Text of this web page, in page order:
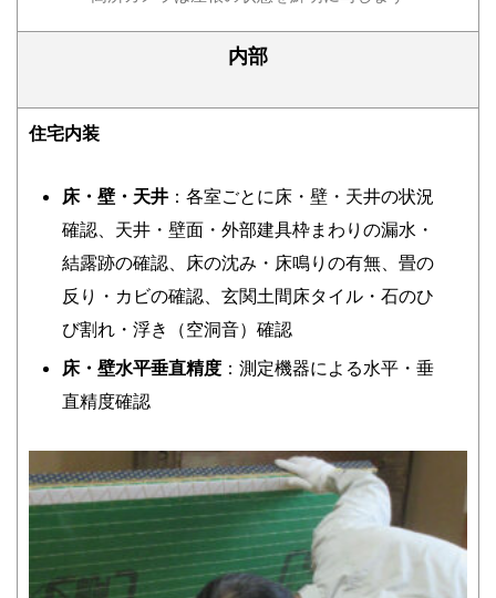
内部
住宅内装
床・壁・天井 ：各室ごとに床・壁・天井の状況
確認、天井・壁面・外部建具枠まわりの漏水・
結露跡の確認、床の沈み・床鳴りの有無、畳の
反り・カビの確認、玄関土間床タイル・石のひ
び割れ・浮き（空洞音）確認
床・壁水平垂直精度 ：測定機器による水平・垂
直精度確認